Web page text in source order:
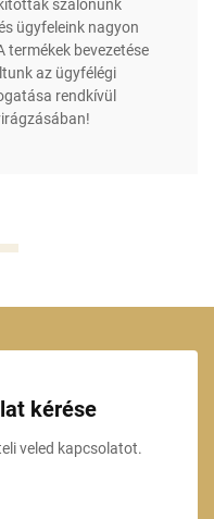
szalonunk
ügyfeleink nagyon
termékek bevezetése
az ügyfélégi
rendkívül
kérése
veled kapcsolatot.